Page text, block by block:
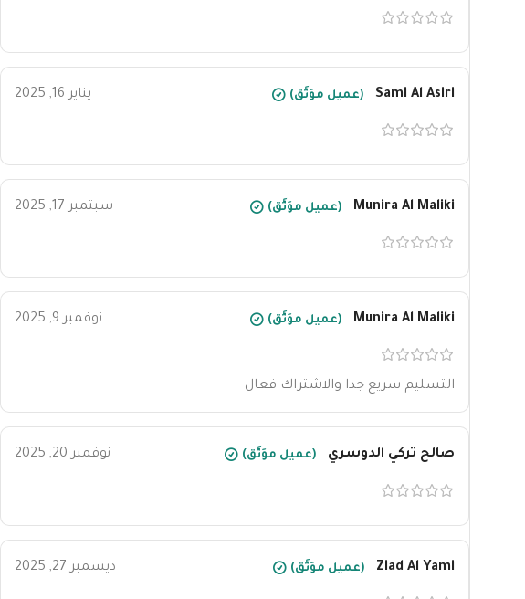
Sami Al Asiri (عميل موَثَّق) يناير 16, 2025
Munira Al Maliki (عميل موَثَّق) سبتمبر 17, 2025
Munira Al Maliki (عميل موَثَّق) نوفمبر 9, 2025
التسليم سريع جدا والاشتراك فعال
صالح تركي الدوسري (عميل موَثَّق) نوفمبر 20, 2025
Ziad Al Yami (عميل موَثَّق) ديسمبر 27, 2025